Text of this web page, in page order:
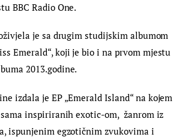
BBC Radio One.
je sa drugim studijskim albumom
Emerald“, koji je bio i na prvom mjestu
2013.godine.
izdala je EP „Emerald Island“ na kojem
inspiriranih exotic-om,  žanrom iz
ispunjenim egzotičnim zvukovima i